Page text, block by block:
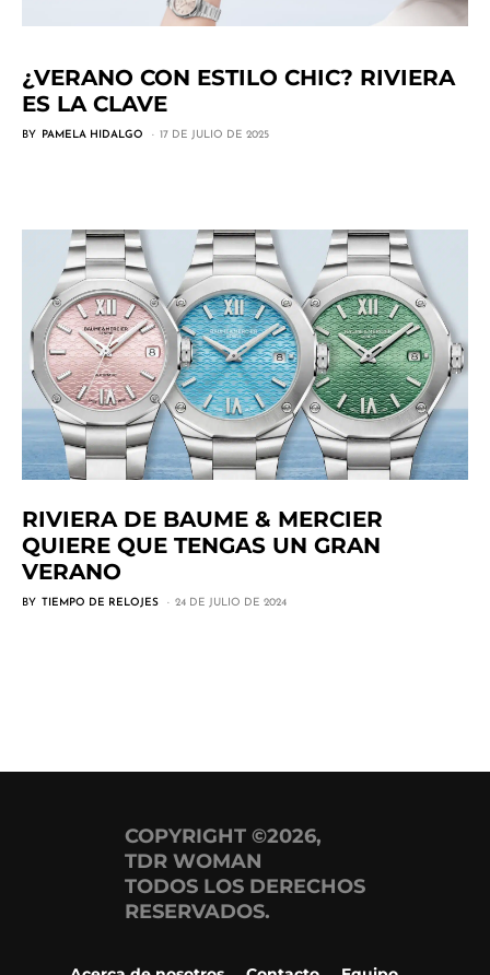
¿VERANO CON ESTILO CHIC? RIVIERA
ES LA CLAVE
BY PAMELA HIDALGO 17 DE JULIO DE 2025
RIVIERA DE BAUME & MERCIER
QUIERE QUE TENGAS UN GRAN
VERANO
BY TIEMPO DE RELOJES 24 DE JULIO DE 2024
COPYRIGHT ©2026,
TDR WOMAN
TODOS LOS DERECHOS
RESERVADOS.